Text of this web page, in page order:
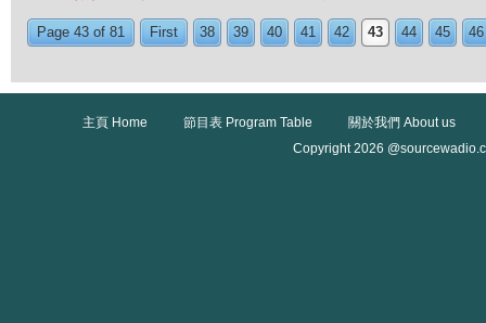
Page 43 of 81 First 38 39 40 41 42 43 44 45 46
主頁 Home 節目表 Program Table
關於我們 About us
Copyright 2026